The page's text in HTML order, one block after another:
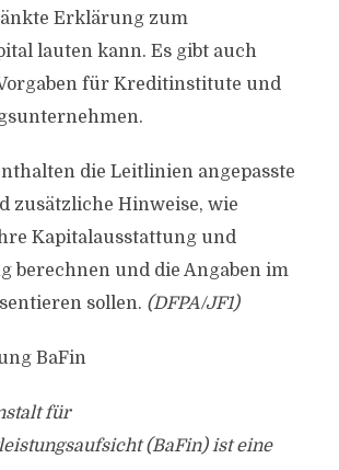
Erklärung zum
lauten kann. Es gibt auch
für Kreditinstitute und
die Leitlinien angepasste
zusätzliche Hinweise, wie
Kapitalausstattung und
berechnen und die Angaben im
sollen. (DFPA/JF1)
BaFin
für
(BaFin) ist eine